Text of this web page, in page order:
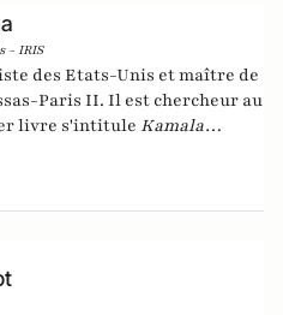
- IRIS
des Etats-Unis et maître de
Paris II. Il est chercheur au
livre s'intitule Kamala
Il est également l'auteur de
l'Amérique